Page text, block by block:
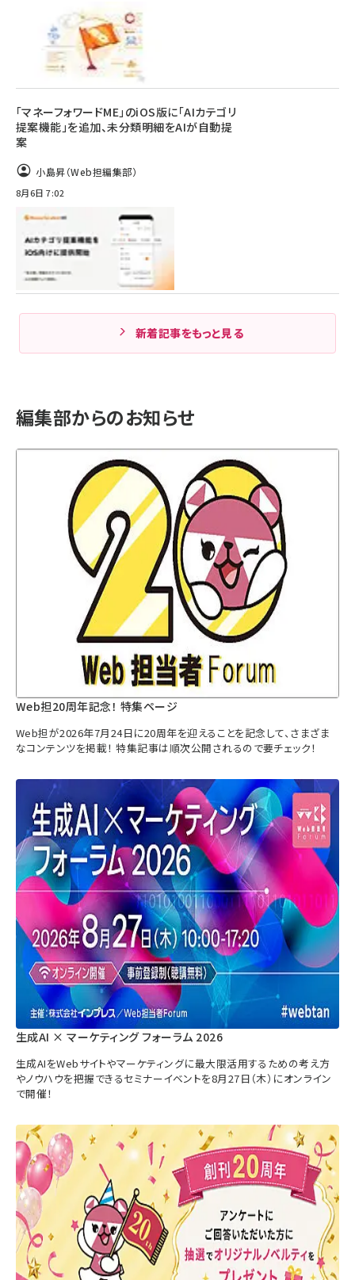
「マネーフォワードME」のiOS版に「AIカテゴリ
提案機能」を追加、未分類明細をAIが自動提
案
小島昇（Web担編集部）
8月6日 7:02
新着記事をもっと見る
編集部からのお知らせ
Web担20周年記念！ 特集ページ
Web担が2026年7月24日に20周年を迎えることを記念して、さまざま
なコンテンツを掲載！ 特集記事は順次公開されるので要チェック！
生成AI × マーケティング フォーラム 2026
生成AIをWebサイトやマーケティングに最大限活用するための考え方
やノウハウを把握できるセミナーイベントを8月27日（木）にオンライン
で開催！